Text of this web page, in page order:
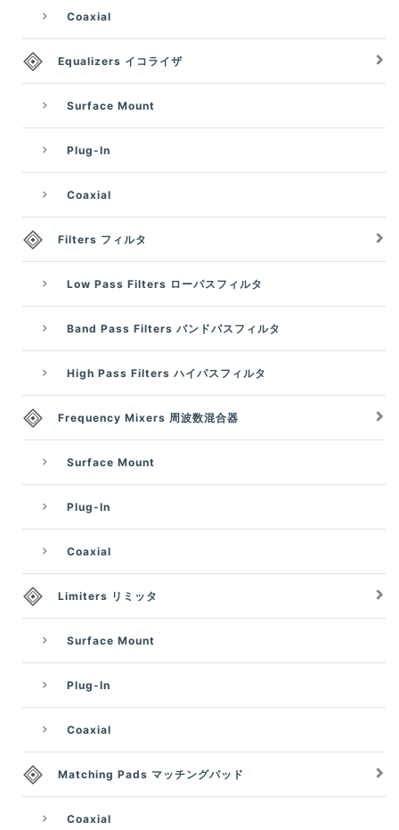
Coaxial
Equalizers イコライザ
Surface Mount
Plug-In
Coaxial
Filters フィルタ
Low Pass Filters ローパスフィルタ
Band Pass Filters バンドパスフィルタ
High Pass Filters ハイパスフィルタ
Frequency Mixers 周波数混合器
Surface Mount
Plug-In
Coaxial
Limiters リミッタ
Surface Mount
Plug-In
Coaxial
Matching Pads マッチングパッド
Coaxial